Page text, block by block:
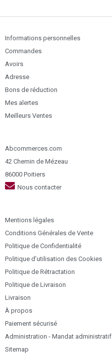
Informations personnelles
Commandes
Avoirs
Adresse
Bons de réduction
Mes alertes
Meilleurs Ventes
Abcommerces.com
42 Chemin de Mézeau
86000 Poitiers
Nous contacter
Mentions légales
Conditions Générales de Vente
Politique de Confidentialité
Politique d’utilisation des Cookies
Politique de Rétractation
Politique de Livraison
Livraison
À propos
Paiement sécurisé
Administration - Mandat administratif
Sitemap